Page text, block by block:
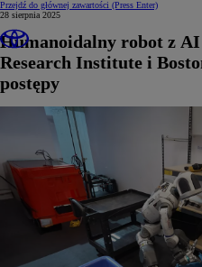
Przejdź do głównej zawartości (Press Enter)
28 sierpnia 2025
Humanoidalny robot z
Research Institute i
postępy